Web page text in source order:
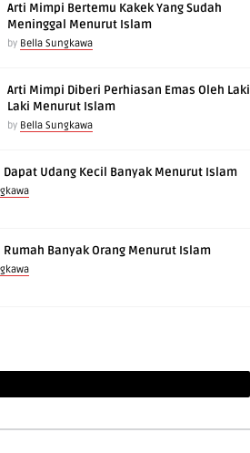
Arti Mimpi Bertemu Kakek Yang Sudah
Meninggal Menurut Islam
by Bella Sungkawa
Arti Mimpi Diberi Perhiasan Emas Oleh Laki
Laki Menurut Islam
by Bella Sungkawa
Udang Kecil Banyak Menurut Islam
Banyak Orang Menurut Islam